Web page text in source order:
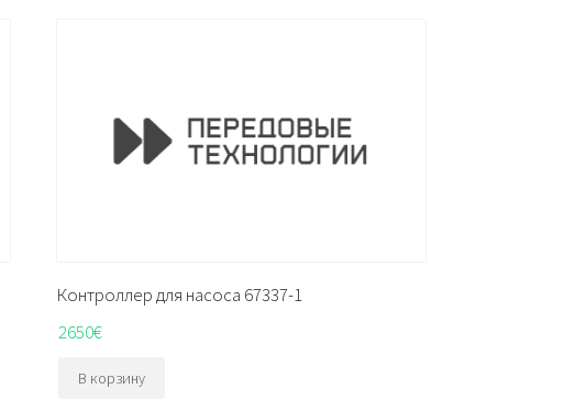
Контроллер для насоса 67337-1
2650€
В корзину